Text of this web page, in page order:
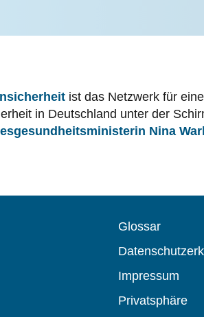
ist das Netzwerk für
in Deutschland unter der
Nina
Glossar
Impressum
Privatsphäre